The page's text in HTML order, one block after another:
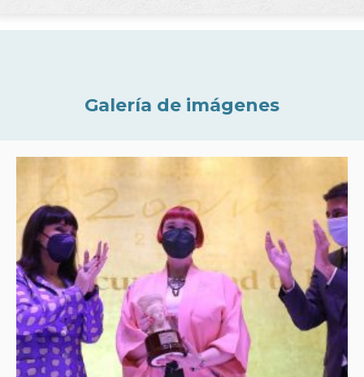
Galería de imágenes